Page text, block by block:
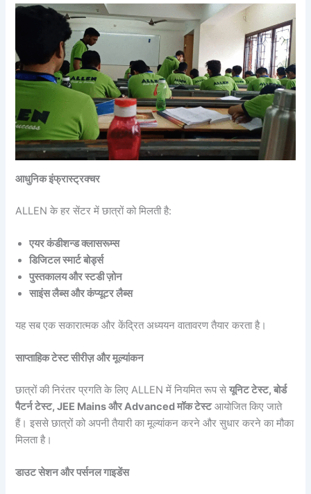
आधुनिक इंफ्रास्ट्रक्चर
ALLEN के हर सेंटर में छात्रों को मिलती है:
एयर कंडीशन्ड क्लासरूम्स
डिजिटल स्मार्ट बोर्ड्स
पुस्तकालय और स्टडी ज़ोन
साइंस लैब्स और कंप्यूटर लैब्स
यह सब एक सकारात्मक और केंद्रित अध्ययन वातावरण तैयार करता है।
साप्ताहिक टेस्ट सीरीज़ और मूल्यांकन
छात्रों की निरंतर प्रगति के लिए ALLEN में नियमित रूप सेयूनिट टेस्ट, बोर्ड
पैटर्न टेस्ट, JEE Mains और Advanced मॉक टेस्टआयोजित किए जाते
हैं। इससे छात्रों को अपनी तैयारी का मूल्यांकन करने और सुधार करने का मौका
मिलता है।
डाउट सेशन और पर्सनल गाइडेंस